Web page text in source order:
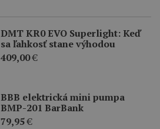
DMT KR0 EVO Superlight: Keď
sa ľahkosť stane výhodou
409,00€
BBB elektrická mini pumpa
BMP-201 BarBank
79,95€